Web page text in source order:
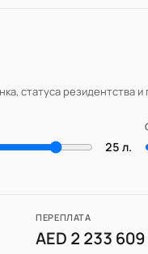
статуса резидентства
25 л.
ПЕРЕПЛАТА
AED 2 233 609